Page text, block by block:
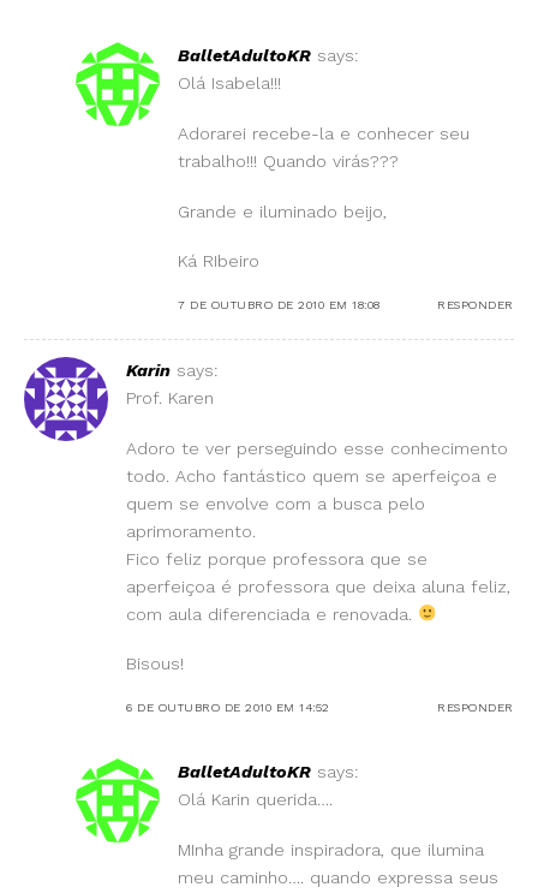
BalletAdultoKR says:
Olá Isabela!!!
Adorarei recebe-la e conhecer seu
trabalho!!! Quando virás???
Grande e iluminado beijo,
Ká RIbeiro
7 DE OUTUBRO DE 2010 EM 18:08 RESPONDER
Karin says:
Prof. Karen
Adoro te ver perseguindo esse conhecimento
todo. Acho fantástico quem se aperfeiçoa e
quem se envolve com a busca pelo
aprimoramento.
Fico feliz porque professora que se
aperfeiçoa é professora que deixa aluna feliz,
com aula diferenciada e renovada.
Bisous!
6 DE OUTUBRO DE 2010 EM 14:52 RESPONDER
BalletAdultoKR says:
Olá Karin querida….
MInha grande inspiradora, que ilumina
meu caminho…. quando expressa seus